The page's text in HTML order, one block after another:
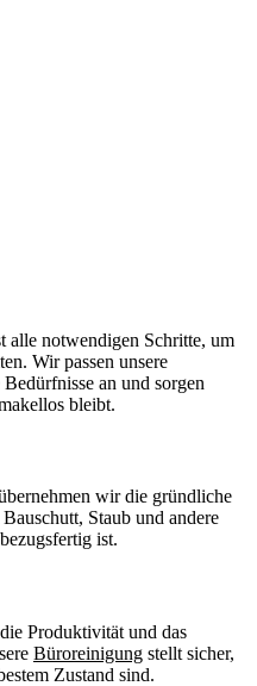
alle notwendigen Schritte, um
Wir passen unsere
an und sorgen
bleibt.
wir die gründliche
Staub und andere
ist.
Produktivität und das
Büroreinigung stellt sicher,
Zustand sind.